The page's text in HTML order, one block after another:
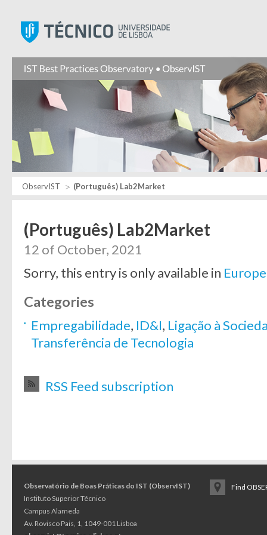
ObservIST (Português) Lab2Market
(Português) Lab2Market
12 of October, 2021
Sorry, this entry is only available in
Categories
Empregabilidade, ID&I, Ligação à
Transferência de Tecnologia
RSS Feed subscription
Observatório de Boas Práticas do IST (ObservIST)
Instituto Superior Técnico
Campus Alameda
Av. Rovisco Pais, 1, 1049-001 Lisboa
Find